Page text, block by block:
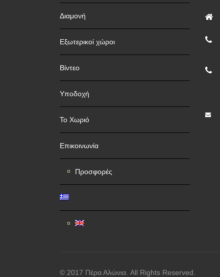
Διαμονή
Εξωτερικοί χώροι
Βίντεο
Υποδοχή
Το Χωριό
Επικοινωνία
Προσφορές
© 2017 Πέρα Αλώνια. All Rights Reserved.